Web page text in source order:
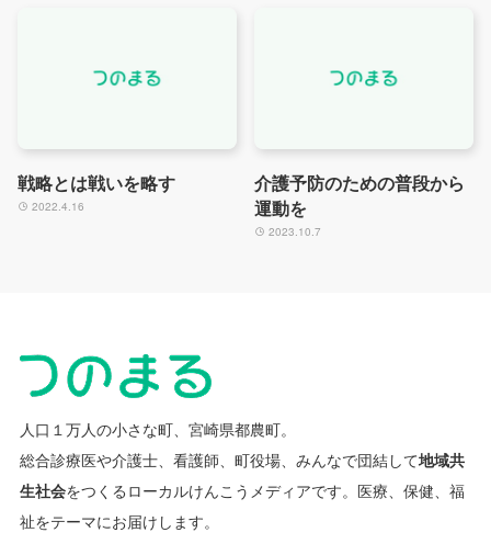
戦略とは戦いを略す
2022.4.16
介護予防のための普段から
運動を
2023.10.7
人口１万人の小さな町、宮崎県都農町。
総合診療医や介護士、看護師、町役場、みんなで団結して地域共
生社会をつくるローカルけんこうメディアです。 医療、保健、福
祉をテーマにお届けします。